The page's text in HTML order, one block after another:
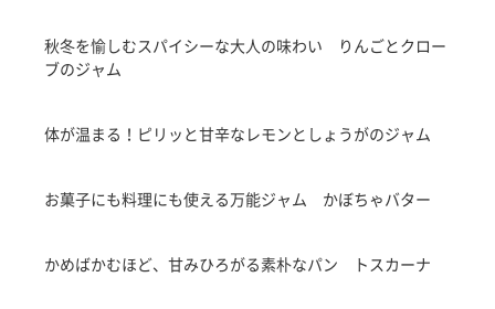
秋冬を愉しむスパイシーな大人の味わい りんごとクロー
ブのジャム
体が温まる！ピリッと甘辛なレモンとしょうがのジャム
お菓子にも料理にも使える万能ジャム かぼちゃバター
かめばかむほど、甘みひろがる素朴なパン トスカーナ